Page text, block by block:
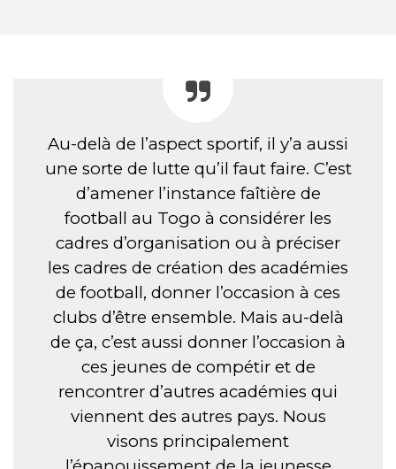
Au-delà de l’aspect sportif, il y’a aussi
une sorte de lutte qu’il faut faire. C’est
d’amener l’instance faîtière de
football au Togo à considérer les
cadres d’organisation ou à préciser
les cadres de création des académies
de football, donner l’occasion à ces
clubs d’être ensemble. Mais au-delà
de ça, c’est aussi donner l’occasion à
ces jeunes de compétir et de
rencontrer d’autres académies qui
viennent des autres pays. Nous
visons principalement